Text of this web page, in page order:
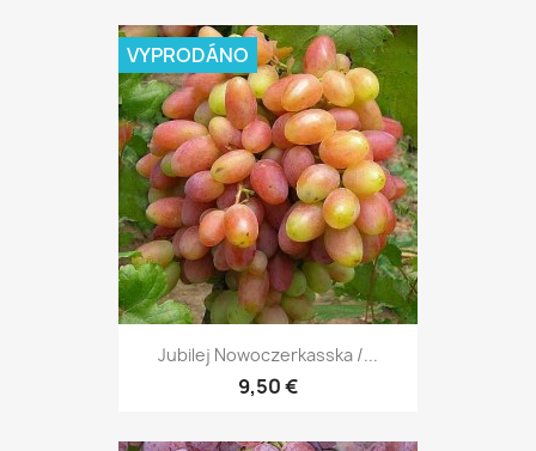
Jubilej Nowoczerkasska /...
9,50 €
VYPRODÁNO